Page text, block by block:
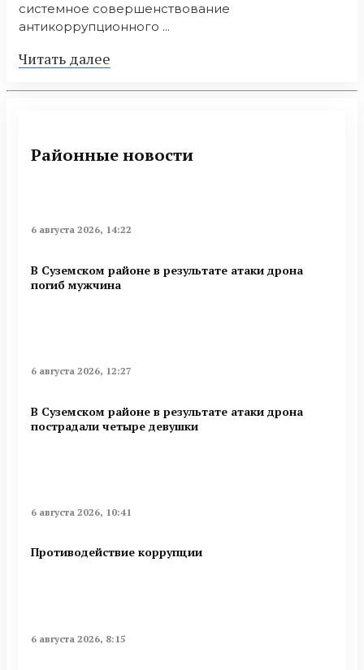
системное совершенствование
антикоррупционного ...
Читать далее
Районные новости
6 августа 2026, 14:22
В Суземском районе в результате атаки дрона
погиб мужчина
6 августа 2026, 12:27
В Суземском районе в результате атаки дрона
пострадали четыре девушки
6 августа 2026, 10:41
Противодействие коррупции
6 августа 2026, 8:15